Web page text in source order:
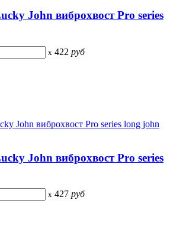
John виброхвост Pro series
x 422 руб
John виброхвост Pro series
x 427 руб